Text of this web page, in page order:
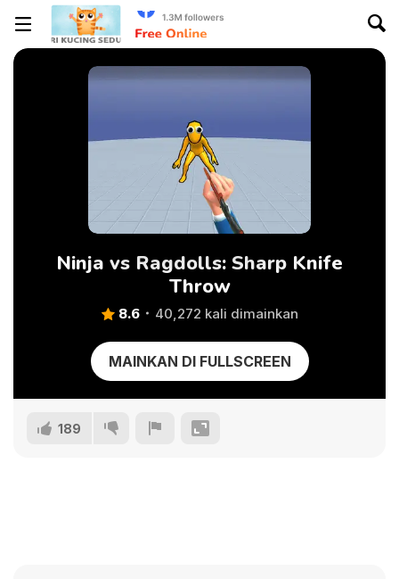
Ninja vs Ragdolls: Sharp Knife
Throw
8.6 40,272 kali dimainkan
MAINKAN DI FULLSCREEN
189